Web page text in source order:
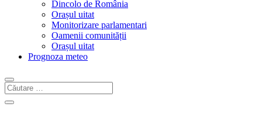
Dincolo de România
Orașul uitat
Monitorizare parlamentari
Oamenii comunității
Orașul uitat
Prognoza meteo